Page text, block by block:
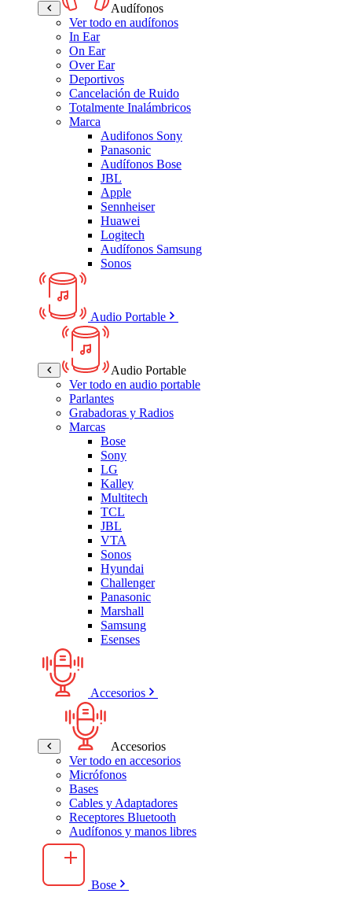
Audífonos
Ver todo en audífonos
In Ear
On Ear
Over Ear
Deportivos
Cancelación de Ruido
Totalmente Inalámbricos
Marca
Audifonos Sony
Panasonic
Audífonos Bose
JBL
Apple
Sennheiser
Huawei
Logitech
Audífonos Samsung
Sonos
Audio Portable
Audio Portable
Ver todo en audio portable
Parlantes
Grabadoras y Radios
Marcas
Bose
Sony
LG
Kalley
Multitech
TCL
JBL
VTA
Sonos
Hyundai
Challenger
Panasonic
Marshall
Samsung
Esenses
Accesorios
Accesorios
Ver todo en accesorios
Micrófonos
Bases
Cables y Adaptadores
Receptores Bluetooth
Audífonos y manos libres
Bose